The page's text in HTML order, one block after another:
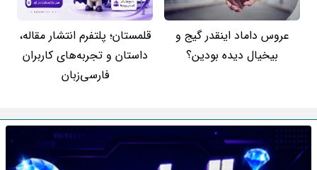
عروس داماد اینقدر گیج و
بیخیال دیده بودین؟
قلمستان؛ پلتفرم انتشار مقاله،
داستان و تجربه‌های کاربران
فارسی‌زبان